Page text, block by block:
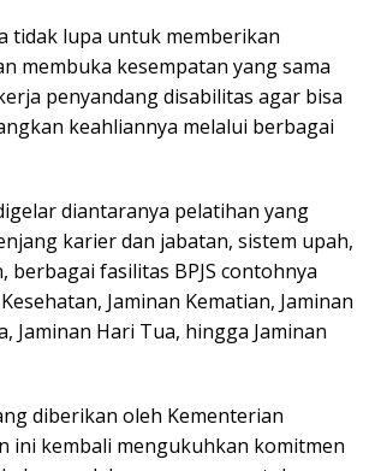
tidak lupa untuk memberikan
membuka kesempatan yang sama
penyandang disabilitas agar bisa
keahliannya melalui berbagai
diantaranya pelatihan yang
karier dan jabatan, sistem upah,
berbagai fasilitas BPJS contohnya
Jaminan Kematian, Jaminan
Jaminan Hari Tua, hingga Jaminan
diberikan oleh Kementerian
ini kembali mengukuhkan komitmen